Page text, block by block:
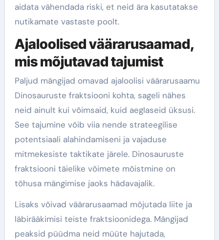
aidata vähendada riski, et neid ära kasutatakse
nutikamate vastaste poolt.
Ajaloolised väärarusaamad,
mis mõjutavad tajumist
Paljud mängijad omavad ajaloolisi väärarusaamu
Dinosauruste fraktsiooni kohta, sageli nähes
neid ainult kui võimsaid, kuid aeglaseid üksusi.
See tajumine võib viia nende strateegilise
potentsiaali alahindamiseni ja vajaduse
mitmekesiste taktikate järele. Dinosauruste
fraktsiooni täielike võimete mõistmine on
tõhusa mängimise jaoks hädavajalik.
Lisaks võivad väärarusaamad mõjutada liite ja
läbirääkimisi teiste fraktsioonidega. Mängijad
peaksid püüdma neid müüte hajutada,